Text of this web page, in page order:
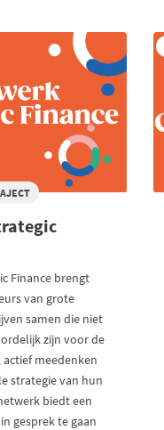
Finance brengt
van grote
samen die niet
zijn voor de
meedenken
strategie van hun
biedt een
gesprek te gaan